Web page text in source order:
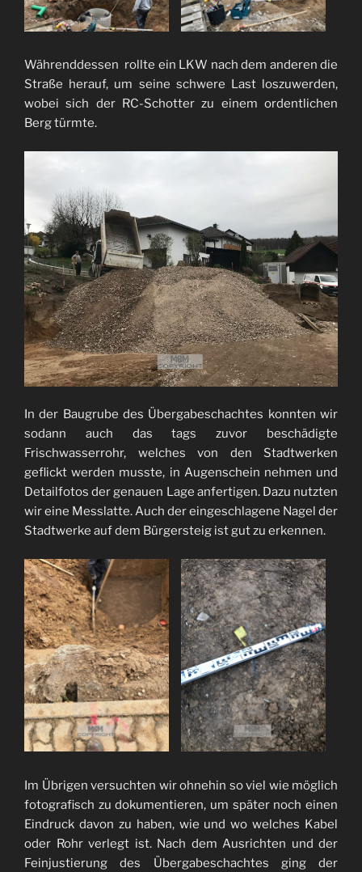
Währenddessen rollte ein LKW nach dem anderen die
Straße herauf, um seine schwere Last loszuwerden,
wobei sich der RC-Schotter zu einem ordentlichen
Berg türmte.
In der Baugrube des Übergabeschachtes konnten wir
sodann auch das tags zuvor beschädigte
Frischwasserrohr, welches von den Stadtwerken
geflickt werden musste, in Augenschein nehmen und
Detailfotos der genauen Lage anfertigen. Dazu nutzten
wir eine Messlatte. Auch der eingeschlagene Nagel der
Stadtwerke auf dem Bürgersteig ist gut zu erkennen.
Im Übrigen versuchten wir ohnehin so viel wie möglich
fotografisch zu dokumentieren, um später noch einen
Eindruck davon zu haben, wie und wo welches Kabel
oder Rohr verlegt ist. Nach dem Ausrichten und der
Feinjustierung des Übergabeschachtes ging der